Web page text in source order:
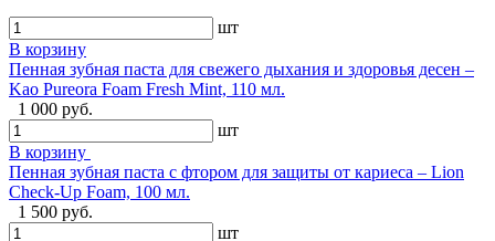
шт
В корзину
Пенная зубная паста для свежего дыхания и здоровья десен –
Kao Pureora Foam Fresh Mint, 110 мл.
1 000 руб.
шт
В корзину
Пенная зубная паста с фтором для защиты от кариеса – Lion
Check-Up Foam, 100 мл.
1 500 руб.
шт